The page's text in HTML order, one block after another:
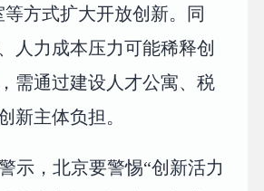
等方式扩大开放创新。同
人力成本压力可能稀释创
需通过建设人才公寓、税
新主体负担。
示，北京要警惕“创新活力